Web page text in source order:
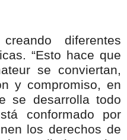
diferentes
“Esto hace que
se conviertan,
y compromiso, en
se desarrolla todo
conformado por
los derechos de